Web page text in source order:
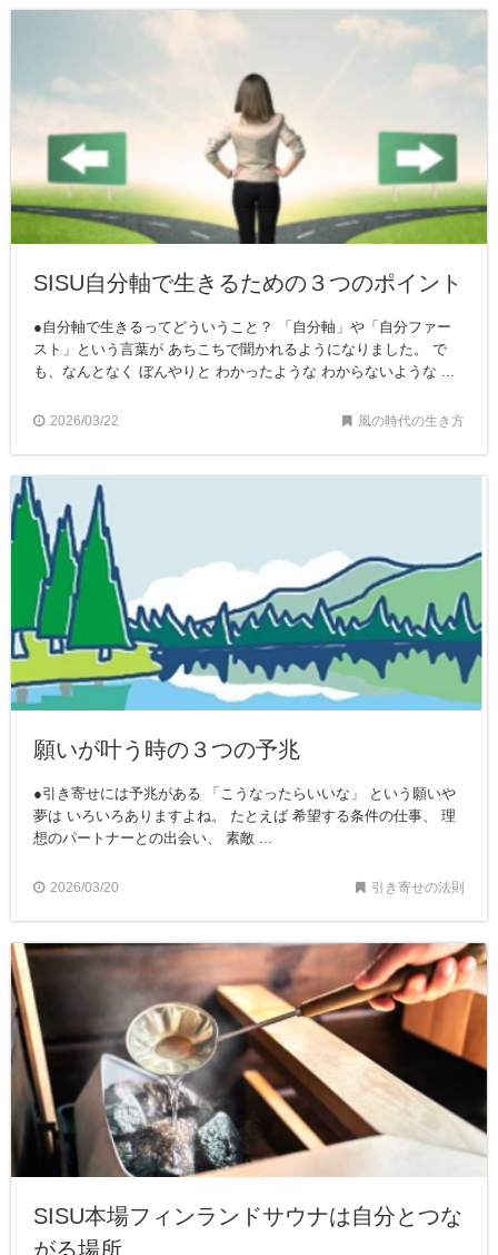
SISU自分軸で生きるための３つのポイント
●自分軸で生きるってどういうこと？ 「自分軸」や「自分ファー
スト」という言葉が あちこちで聞かれるようになりました。 で
も、なんとなく ぼんやりと わかったような わからないような ...
2026/03/22 風の時代の生き方
願いが叶う時の３つの予兆
●引き寄せには予兆がある 「こうなったらいいな」 という願いや
夢は いろいろありますよね。 たとえば 希望する条件の仕事、 理
想のパートナーとの出会い、 素敵 ...
2026/03/20 引き寄せの法則
SISU本場フィンランドサウナは自分とつな
がる場所